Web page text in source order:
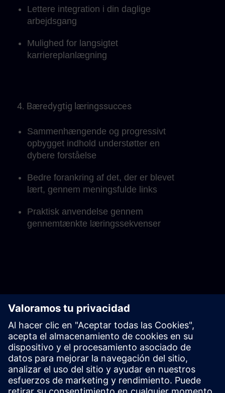
Lettere integration i din daglige
arbejdsgang
Mulighed for langsigtet
karriereplanlægning
4. Bæredygtig læringssucces
Sammenhængende og progressivt
opbygget indhold understøtter en
dybere forståelse
Bedre forankring af det, der er blevet
lært, gennem meningsfulde links
Praktisk anvendelse gennem
gennemtænkte læringssekvenser
region her.
Europa